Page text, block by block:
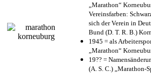
„Marathon“
Vereinsfarben:
sich der Verein in
Bund (D. T. R. B.)
1945 = als
„Marathon“
19?? =
(A. S. C.) „Marathon-